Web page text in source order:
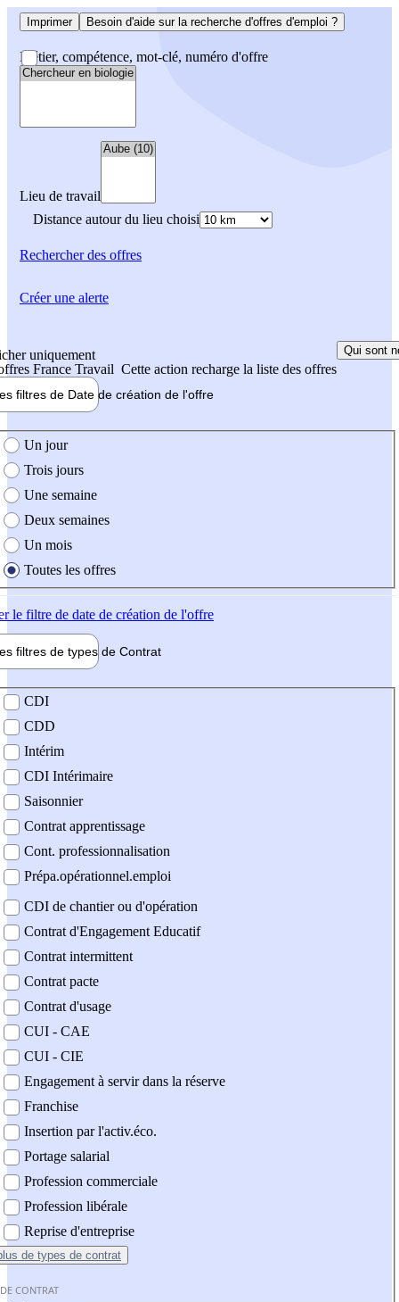
Imprimer Besoin d'aide sur la recherche d'offres d'emploi ?
Métier, compétence, mot-clé, numéro d'offre
Lieu de travail
Distance autour du lieu choisi
Rechercherdes offres
uniquement
France Travail Cette action recharge la liste des offres
Qui sont
filtres de Date de création de l'offre
création de l'offre
Un jour
Trois jours
Une semaine
Deux semaines
Un mois
Toutes les offres
le filtre de date de création de l'offre
filtres de types de Contrat
contrat
CDI
CDD
Intérim
CDI Intérimaire
Saisonnier
Contrat apprentissage
Cont. professionnalisation
Prépa.opérationnel.emploi
CDI de chantier ou d'opération
Contrat d'Engagement Educatif
Contrat intermittent
Contrat pacte
Contrat d'usage
CUI - CAE
CUI - CIE
Engagement à servir dans la réserve
Franchise
Insertion par l'activ.éco.
Portage salarial
Profession commerciale
Profession libérale
Reprise d'entreprise
de types de contrat
CONTRAT
Créer une alerte